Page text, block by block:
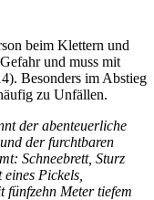
beim Klettern und
und muss mit
Besonders im Abstieg
zu Unfällen.
der abenteuerliche
der furchtbaren
Schneebrett, Sturz
Pickels,
fünfzehn Meter tiefem